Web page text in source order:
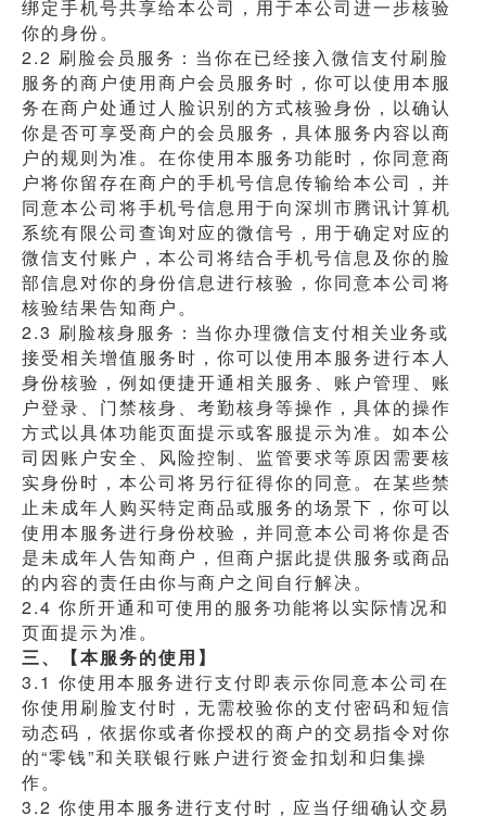
绑定手机号共享给本公司，用于本公司进一步核验
你的身份。
2.2 刷脸会员服务：当你在已经接入微信支付刷脸
服务的商户使用商户会员服务时，你可以使用本服
务在商户处通过人脸识别的方式核验身份，以确认
你是否可享受商户的会员服务，具体服务内容以商
户的规则为准。在你使用本服务功能时，你同意商
户将你留存在商户的手机号信息传输给本公司，并
同意本公司将手机号信息用于向深圳市腾讯计算机
系统有限公司查询对应的微信号，用于确定对应的
微信支付账户，本公司将结合手机号信息及你的脸
部信息对你的身份信息进行核验，你同意本公司将
核验结果告知商户。
2.3 刷脸核身服务：当你办理微信支付相关业务或
接受相关增值服务时，你可以使用本服务进行本人
身份核验，例如便捷开通相关服务、账户管理、账
户登录、门禁核身、考勤核身等操作，具体的操作
方式以具体功能页面提示或客服提示为准。如本公
司因账户安全、风险控制、监管要求等原因需要核
实身份时，本公司将另行征得你的同意。在某些禁
止未成年人购买特定商品或服务的场景下，你可以
使用本服务进行身份校验，并同意本公司将你是否
是未成年人告知商户，但商户据此提供服务或商品
的内容的责任由你与商户之间自行解决。
2.4 你所开通和可使用的服务功能将以实际情况和
页面提示为准。
三、【本服务的使用】
3.1 你使用本服务进行支付即表示你同意本公司在
你使用刷脸支付时，无需校验你的支付密码和短信
动态码，依据你或者你授权的商户的交易指令对你
的“零钱”和关联银行账户进行资金扣划和归集操
作。
3.2 你使用本服务进行支付时，应当仔细确认交易